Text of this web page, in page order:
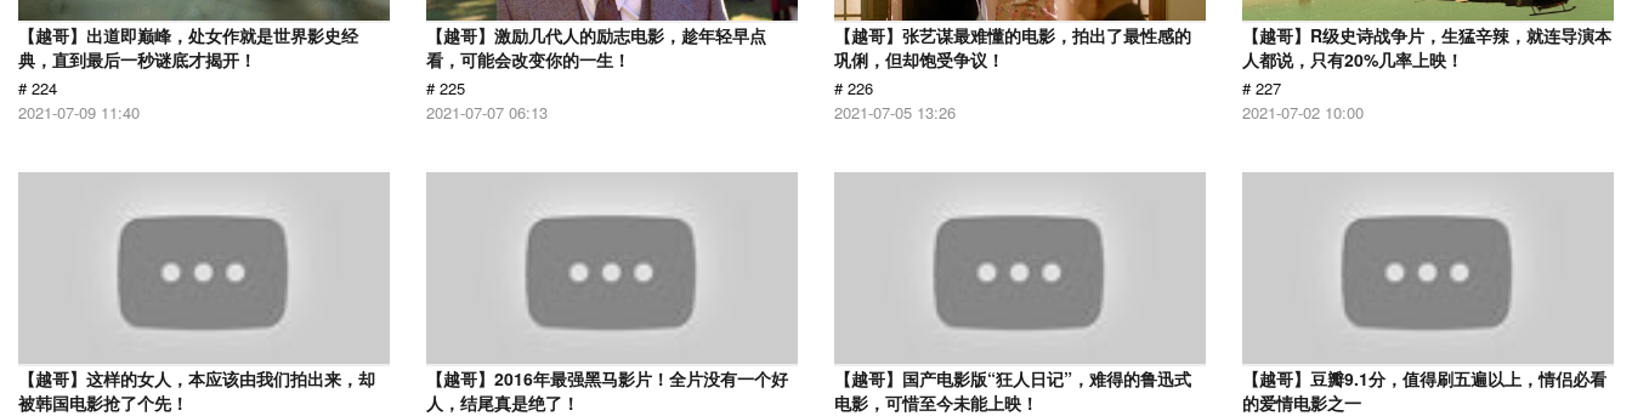
【越哥】出道即巅峰，处女作就是世界影史经
典，直到最后一秒谜底才揭开！
# 224
2021-07-09 11:40
【越哥】激励几代人的励志电影，趁年轻早点
看，可能会改变你的一生！
# 225
2021-07-07 06:13
【越哥】张艺谋最难懂的电影，拍出了最性感的
巩俐，但却饱受争议！
# 226
2021-07-05 13:26
【越哥】R级史诗战争片，生猛辛辣，就连导演本
人都说，只有20%几率上映！
# 227
2021-07-02 10:00
【越哥】这样的女人，本应该由我们拍出来，却
被韩国电影抢了个先！
【越哥】2016年最强黑马影片！全片没有一个好
人，结尾真是绝了！
【越哥】国产电影版“狂人日记”，难得的鲁迅式
电影，可惜至今未能上映！
【越哥】豆瓣9.1分，值得刷五遍以上，情侣必看
的爱情电影之一